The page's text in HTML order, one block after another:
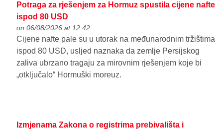
Potraga za rješenjem za Hormuz spustila cijene nafte
ispod 80 USD
on 06/08/2026 at 12:42
Cijene nafte pale su u utorak na međunarodnim tržištima
ispod 80 USD, usljed naznaka da zemlje Persijskog
zaliva ubrzano tragaju za mirovnim rješenjem koje bi
„otključalo“ Hormuški moreuz.
Izmjenama Zakona o registrima prebivališta i